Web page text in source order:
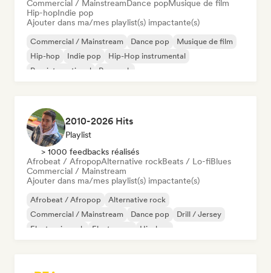
Commercial / MainstreamDance popMusique de film
Hip-hopIndie pop
Ajouter dans ma/mes playlist(s) impactante(s)
Commercial / Mainstream Dance pop
Musique de film
Hip-hop
Indie pop
Hip-Hop instrumental
Pop international
Pop rock
2010-2026 Hits
Playlist
> 1000 feedbacks réalisés
Afrobeat / AfropopAlternative rockBeats / Lo-fiBlues
Commercial / Mainstream
Ajouter dans ma/mes playlist(s) impactante(s)
Afrobeat / Afropop
Alternative rock
Commercial / Mainstream
Dance pop
Drill / Jersey
Electronic rock
Electropop Hip-hop